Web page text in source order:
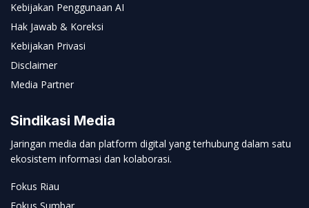
Kebijakan Penggunaan AI
Hak Jawab & Koreksi
Kebijakan Privasi
Disclaimer
Media Partner
Sindikasi Media
Jaringan media dan platform digital yang terhubung dalam satu
ekosistem informasi dan kolaborasi.
Fokus Riau